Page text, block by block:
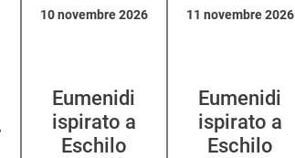
10 novembre 2026
Eumenidi
ispirato a
Eschilo
11 novembre 2026
Eumenidi
ispirato a
Eschilo